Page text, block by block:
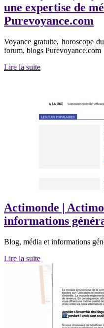
une expertise de
Purevoyance.com
Voyance gratuite, horoscope
forum, blogs Purevoyance.com
Lire la suite
Actimonde |
infor­ma­tions
Blog, média et informations
Lire la suite